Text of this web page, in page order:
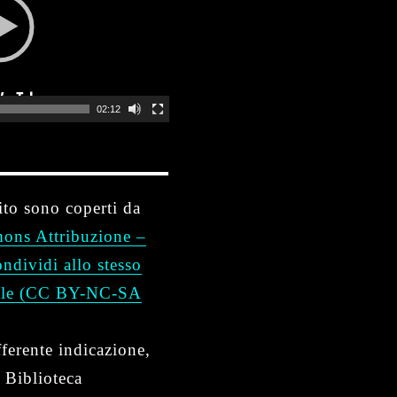
02:12
sono coperti da
Attribuzione –
allo stesso
(CC BY-NC-SA
indicazione,
Biblioteca